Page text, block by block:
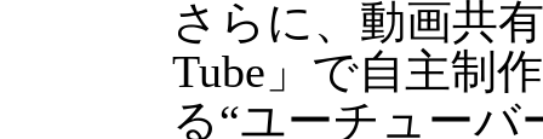
さらに、動画共
Tube」で自主制
る“ユーチューバ